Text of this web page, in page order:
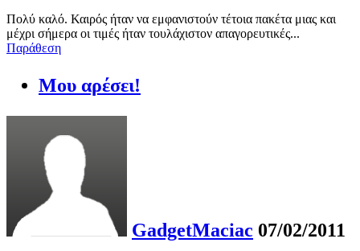
Πολύ καλό. Καιρός ήταν να εμφανιστούν τέτοια πακέτα μιας και
μέχρι σήμερα οι τιμές ήταν τουλάχιστον απαγορευτικές...
Παράθεση
Μου αρέσει!
GadgetMaciac 07/02/2011